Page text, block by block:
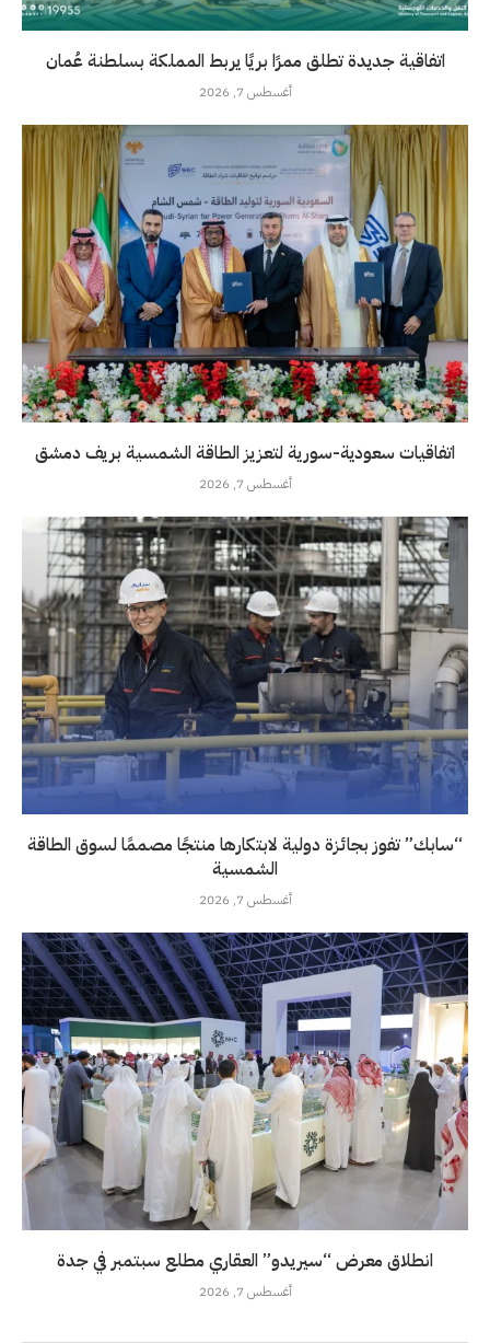
اتفاقية جديدة تطلق ممرًا بريًا يربط المملكة بسلطنة عُمان
أغسطس 7, 2026
اتفاقيات سعودية-سورية لتعزيز الطاقة الشمسية بريف دمشق
أغسطس 7, 2026
“سابك” تفوز بجائزة دولية لابتكارها منتجًا مصممًا لسوق الطاقة
الشمسية
أغسطس 7, 2026
انطلاق معرض “سيريدو” العقاري مطلع سبتمبر في جدة
أغسطس 7, 2026